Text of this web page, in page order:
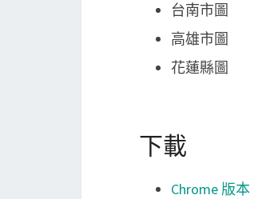
台南市圖
高雄市圖
花蓮縣圖
下載
Chrome 版本